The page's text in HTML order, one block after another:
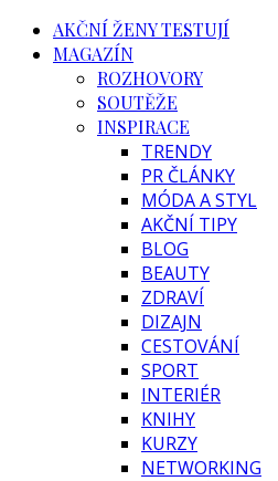
AKČNÍ ŽENY TESTUJÍ
MAGAZÍN
ROZHOVORY
SOUTĚŽE
INSPIRACE
TRENDY
PR ČLÁNKY
MÓDA A STYL
AKČNÍ TIPY
BLOG
BEAUTY
ZDRAVÍ
DIZAJN
CESTOVÁNÍ
SPORT
INTERIÉR
KNIHY
KURZY
NETWORKING